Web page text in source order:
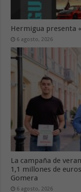
Hermigua presenta
6 agosto, 2026
La campaña de
1,1 millones de
Gomera
6 agosto, 2026